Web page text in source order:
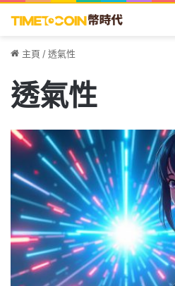
主頁 /透氣性
透氣性